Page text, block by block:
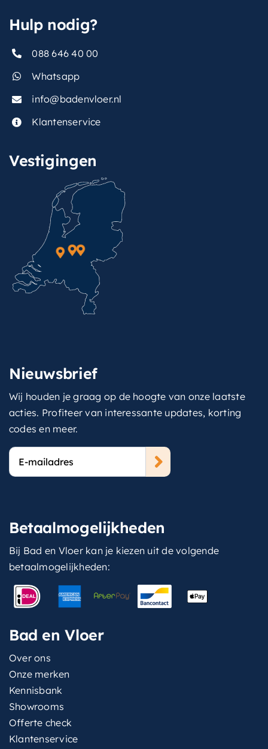
Hulp nodig?
088 646 40 00
Whatsapp
info@badenvloer.nl
Klantenservice
Vestigingen
Nieuwsbrief
Wij houden je graag op de hoogte van onze laatste
acties. Profiteer van interessante updates, korting
codes en meer.
E-
mailadres
Betaalmogelijkheden
Bij Bad en Vloer kan je kiezen uit de volgende
betaalmogelijkheden:
Bad en Vloer
Over ons
Onze merken
Kennisbank
Showrooms
Offerte check
Klantenservice